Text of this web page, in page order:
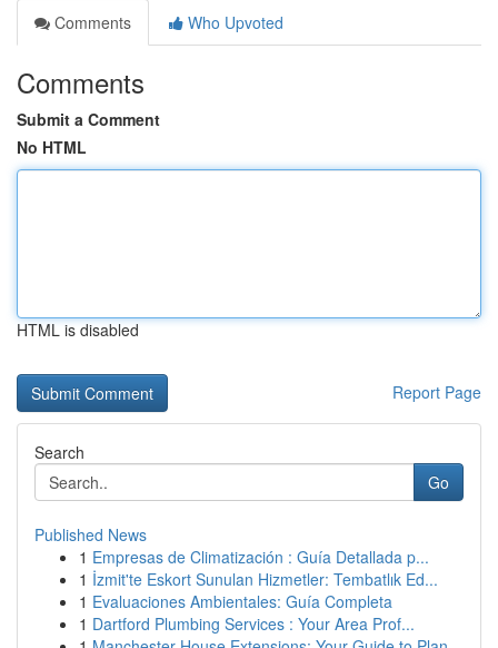
Comments
Who Upvoted
Comments
Submit a Comment
No HTML
HTML is disabled
Report Page
Search
Go
Published News
1 Empresas de Climatización : Guía Detallada p...
1 İzmit'te Eskort Sunulan Hizmetler: Tembatlık Ed...
1 Evaluaciones Ambientales: Guía Completa
1 Dartford Plumbing Services : Your Area Prof...